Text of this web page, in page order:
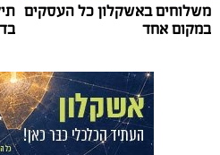
משלוחים באשקלון כל העסקים
במקום אחד